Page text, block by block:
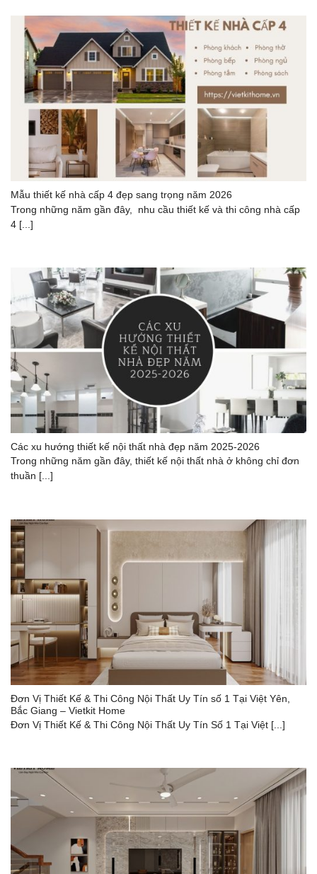
Mẫu thiết kế nhà cấp 4 đẹp sang trọng năm 2026
Trong những năm gần đây, nhu cầu thiết kế và thi công nhà cấp
4 [...]
Các xu hướng thiết kế nội thất nhà đẹp năm 2025-2026
Trong những năm gần đây, thiết kế nội thất nhà ở không chỉ đơn
thuần [...]
Đơn Vị Thiết Kế & Thi Công Nội Thất Uy Tín số 1 Tại Việt Yên,
Bắc Giang – Vietkit Home
Đơn Vị Thiết Kế & Thi Công Nội Thất Uy Tín Số 1 Tại Việt [...]